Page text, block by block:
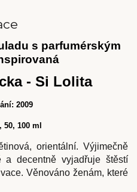
s parfumérským
- Si Lolita
2009
50, 100 ml
orientální. Výjimečně
a decentně vyjadřuje štěstí
Věnováno ženám, které